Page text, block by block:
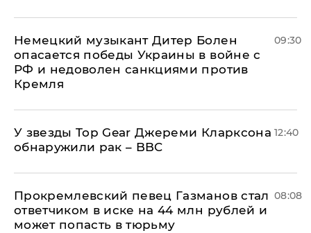
Немецкий музыкант Дитер Болен
опасается победы Украины в войне с
РФ и недоволен санкциями против
Кремля
09:30
У звезды Top Gear Джереми Кларксона
обнаружили рак – BBC
12:40
Прокремлевский певец Газманов стал
ответчиком в иске на 44 млн рублей и
может попасть в тюрьму
08:08